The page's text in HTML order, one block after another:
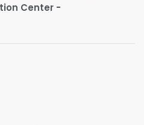
Center -